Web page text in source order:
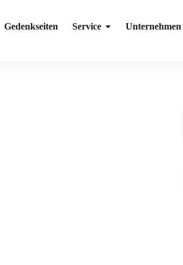
Gedenkseiten Service Unternehmen